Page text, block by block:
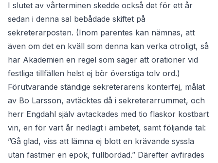
I slutet av vårterminen skedde också det för ett år
sedan i denna sal bebådade skiftet på
sekreterarposten. (Inom parentes kan nämnas, att
även om det en kväll som denna kan verka otroligt, så
har Akademien en regel som säger att orationer vid
festliga tillfällen helst ej bör överstiga tolv ord.)
Förutvarande ständige sekreterarens konterfej, målat
av Bo Larsson, avtäcktes då i sekreterarrummet, och
herr Engdahl själv avtackades med tio flaskor kostbart
vin, en för vart år nedlagt i ämbetet, samt följande tal:
”Gå glad, viss att lämna ej blott en krävande syssla
utan fastmer en epok, fullbordad.” Därefter avfirades